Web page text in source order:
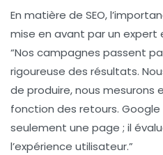
En matière de SEO,
mise en avant par un expert
“Nos campagnes passent
rigoureuse des résultats.
de produire, nous mesurons
fonction des retours.
seulement une page ; il
l’expérience utilisateur.”